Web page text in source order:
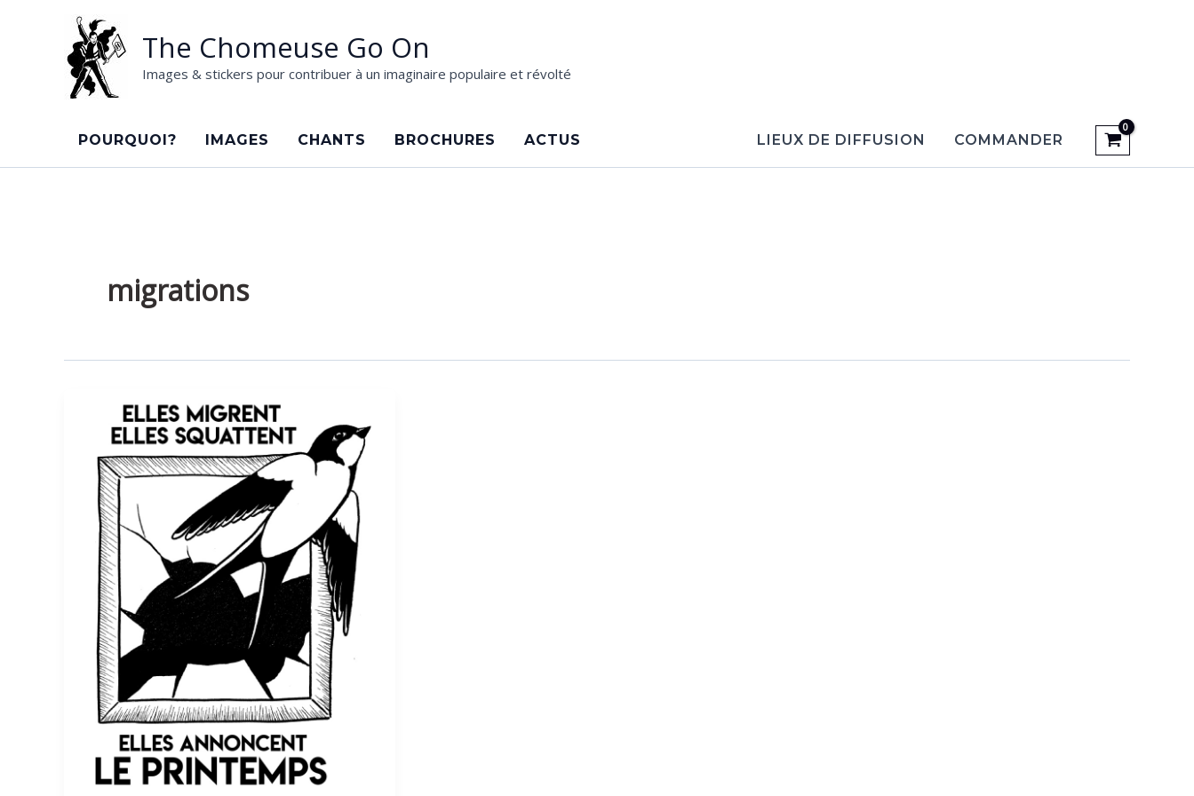
The Chomeuse Go On
Images & stickers pour contribuer à un imaginaire populaire et révolté
POURQUOI? IMAGES CHANTS BROCHURES ACTUS LIEUX DE DIFFUSION COMMANDER
migrations